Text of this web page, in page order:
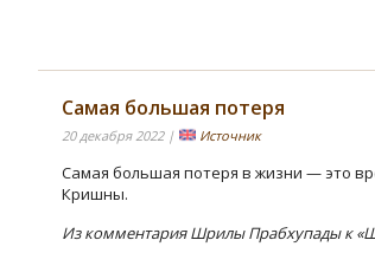
Самая большая потеря
20 декабря 2022 | Источник
Самая большая потеря в жизни — это
Кришны.
Из комментария Шрилы Прабхупады к